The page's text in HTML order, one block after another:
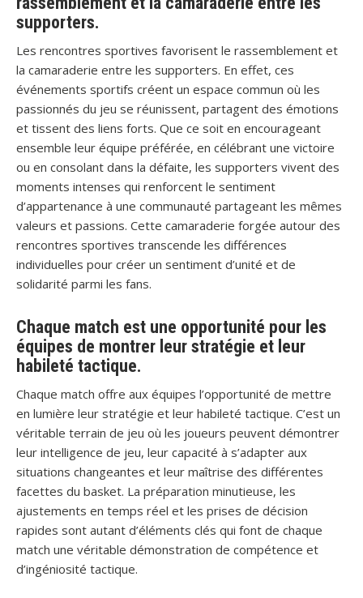
supporters.
Les rencontres sportives favorisent le rassemblement et
la camaraderie entre les supporters. En effet, ces
événements sportifs créent un espace commun où les
passionnés du jeu se réunissent, partagent des émotions
et tissent des liens forts. Que ce soit en encourageant
ensemble leur équipe préférée, en célébrant une victoire
ou en consolant dans la défaite, les supporters vivent des
moments intenses qui renforcent le sentiment
d’appartenance à une communauté partageant les mêmes
valeurs et passions. Cette camaraderie forgée autour des
rencontres sportives transcende les différences
individuelles pour créer un sentiment d’unité et de
solidarité parmi les fans.
Chaque match est une opportunité pour les
équipes de montrer leur stratégie et leur
habileté tactique.
Chaque match offre aux équipes l’opportunité de mettre
en lumière leur stratégie et leur habileté tactique. C’est un
véritable terrain de jeu où les joueurs peuvent démontrer
leur intelligence de jeu, leur capacité à s’adapter aux
situations changeantes et leur maîtrise des différentes
facettes du basket. La préparation minutieuse, les
ajustements en temps réel et les prises de décision
rapides sont autant d’éléments clés qui font de chaque
match une véritable démonstration de compétence et
d’ingéniosité tactique.